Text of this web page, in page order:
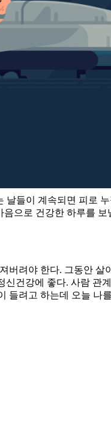
들이 계속되면 피로
으로 건강한 하루를
려야 한다. 그동안
건강에 좋다. 사람
려고 하는데 오늘 나